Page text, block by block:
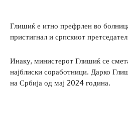
Глишиќ е итно префрлен во
пристигнал и српскиот
Инаку, министерот Глишиќ се
најблиски соработници. Дарко
на Србија од мај 2024 година.